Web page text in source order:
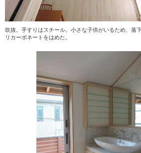
吹抜。手すりはスチール。小さな子供がいるため、落
リカーボネートをはめた。